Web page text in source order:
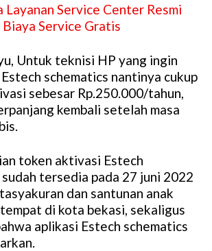
Layanan Service Center Resmi
Biaya Service Gratis
Untuk teknisi HP yang ingin
schematics nantinya cukup
sebesar Rp.250.000/tahun,
kembali setelah masa
token aktivasi Estech
tersedia pada 27 juni 2022
dan santunan anak
di kota bekasi, sekaligus
aplikasi Estech schematics